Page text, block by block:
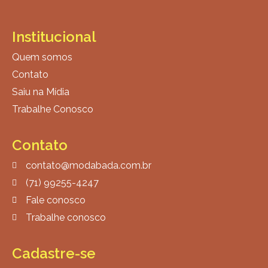
Institucional
Quem somos
Contato
Saiu na Mídia
Trabalhe Conosco
Contato
contato@modabada.com.br
(71) 99255-4247
Fale conosco
Trabalhe conosco
Cadastre-se